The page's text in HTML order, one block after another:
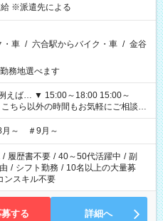
※派遣先による
・車 / 六合駅からバイク・車 / 金谷
務地選べます
月～ ＃9月～
/ 履歴書不要 / 40～50代活躍中 / 副
/ シフト勤務 / 10名以上の大量募
ンスキル不要
募する 詳細へ